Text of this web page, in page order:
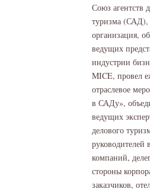
Союз агентств
туризма (САД),
организация,
ведущих
индустрии
MICE, провел
отраслевое
в САДу»,
ведущих
делового
компаний,
стороны
заказчиков,